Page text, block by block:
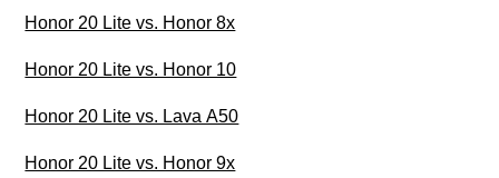
Honor 20 Lite vs. Honor 8x
Honor 20 Lite vs. Honor 10
Honor 20 Lite vs. Lava A50
Honor 20 Lite vs. Honor 9x